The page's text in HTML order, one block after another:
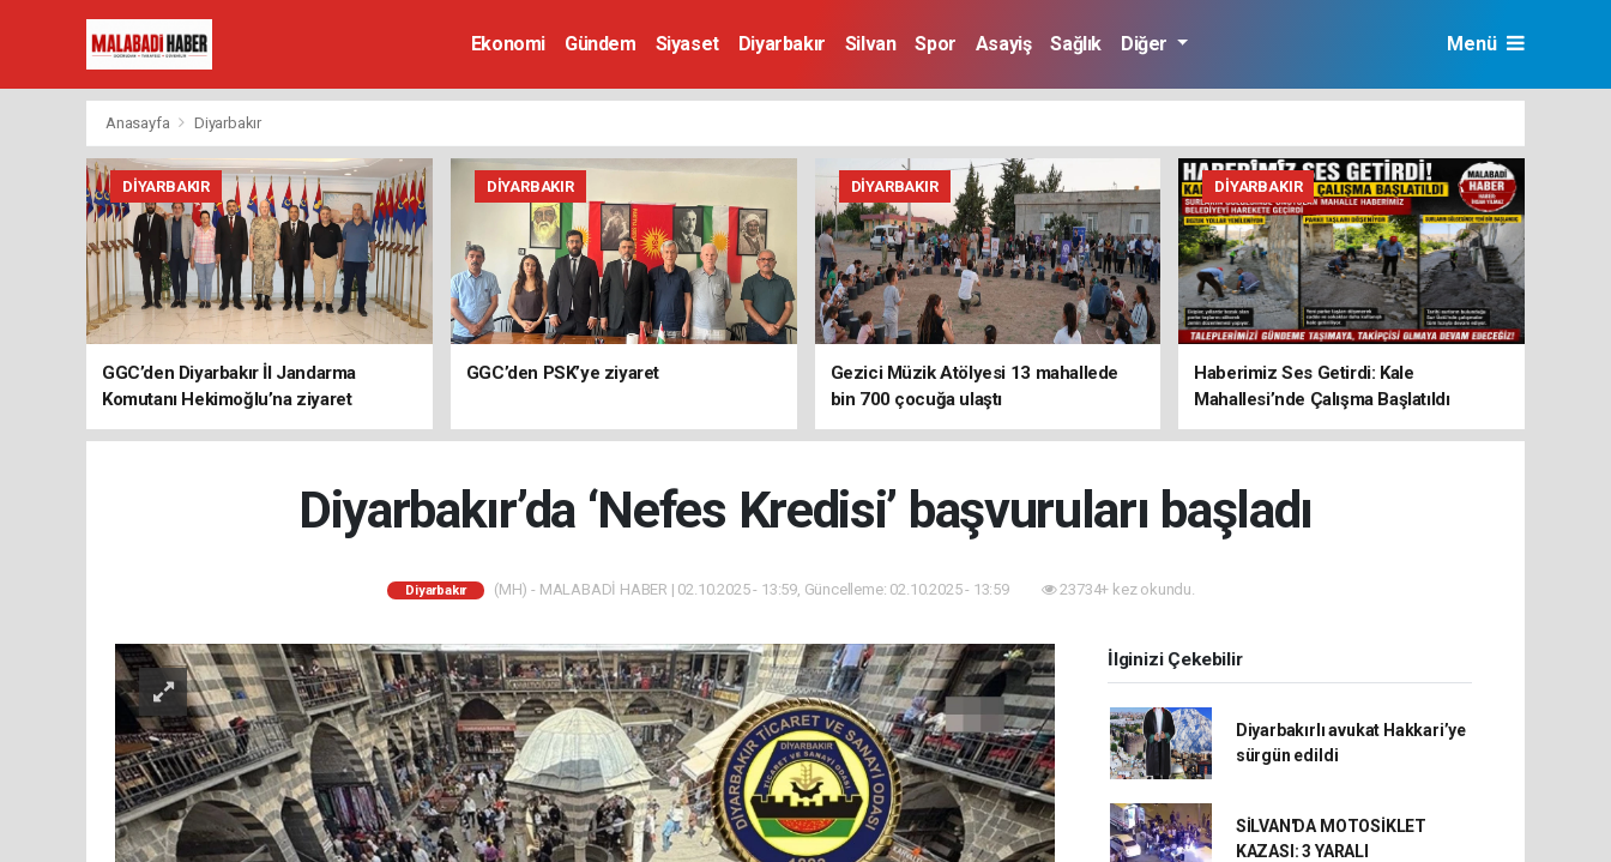
Ekonomi Gündem Siyaset Diyarbakır Silvan Spor Asayiş Sağlık Diğer Menü
Anasayfa Diyarbakır
DIYARBAKIR
GGC’den Diyarbakır İl Jandarma
Komutanı Hekimoğlu’na ziyaret
DIYARBAKIR
GGC’den PSK’ye ziyaret
DIYARBAKIR
Gezici Müzik Atölyesi 13 mahallede
bin 700 çocuğa ulaştı
DIYARBAKIR
Haberimiz Ses Getirdi: Kale
Mahallesi’nde Çalışma Başlatıldı
Diyarbakır’da ‘Nefes Kredisi’ başvuruları başladı
Diyarbakır (MH) - MALABADİ HABER | 02.10.2025 - 13:59, Güncelleme: 02.10.2025 - 13:59 23734+ kez okundu.
İlginizi Çekebilir
Diyarbakırlı avukat Hakkari’ye
sürgün edildi
SİLVAN'DA MOTOSİKLET
KAZASI: 3 YARALI